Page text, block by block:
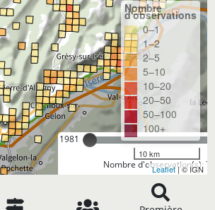
1981
Nombre d'observation(s):
Nombre
d'observations
0–1
1–2
2–5
5–10
10–20
20–50
50–100
100+
10 km
Leaflet| © IGN